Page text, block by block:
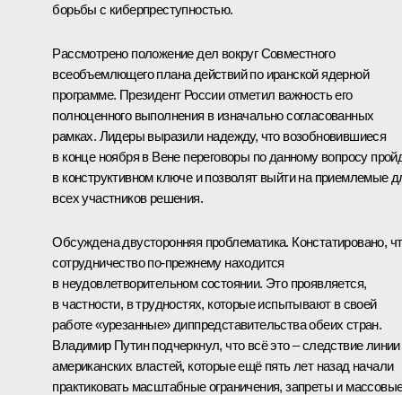
борьбы с киберпреступностью.
Рассмотрено положение дел вокруг Совместного
всеобъемлющего плана действий по иранской ядерной
программе. Президент России отметил важность его
полноценного выполнения в изначально согласованных
рамках. Лидеры выразили надежду, что возобновившиеся
в конце ноября в Вене переговоры по данному вопросу
в конструктивном ключе и позволят выйти на приемлемые
всех участников решения.
Обсуждена двусторонняя проблематика. Констатировано,
сотрудничество по-прежнему находится
в неудовлетворительном состоянии. Это проявляется,
в частности, в трудностях, которые испытывают в своей
работе «урезанные» диппредставительства обеих стран.
Владимир Путин подчеркнул, что всё это – следствие линии
американских властей, которые ещё пять лет назад начали
практиковать масштабные ограничения, запреты и